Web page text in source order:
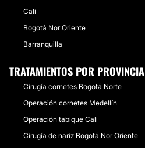
Cali
Bogotá Nor Oriente
Barranquilla
TRATAMIENTOS POR PROVINCIA
Cirugía cornetes Bogotá Norte
Operación cornetes Medellín
Operación tabique Cali
Cirugía de nariz Bogotá Nor Oriente